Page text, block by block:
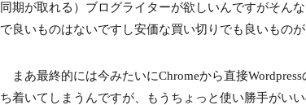
同期が取れる）ブログライターが欲しいんですがそ
で良いものはないですし安価な買い切りでも良いもの
まあ最終的には今みたいにChromeから直接
ち着いてしまうんですが、もうちょっと使い勝手がい